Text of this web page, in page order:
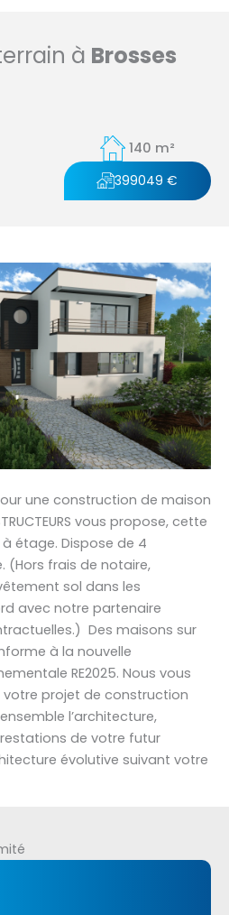
à Brosses
140 m²
399049 €
une construction de maison
vous propose, cette
étage. Dispose de 4
(Hors frais de notaire,
sol dans les
avec notre partenaire
Des maisons sur
à la nouvelle
RE2025. Nous vous
projet de construction
l’architecture,
de votre futur
évolutive suivant votre